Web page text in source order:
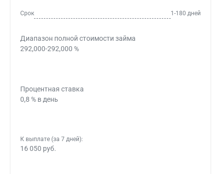
Срок 1-180 дней
Диапазон полной стоимости займа
292,000-292,000 %
Процентная ставка
0,8 % в день
К выплате (за 7 дней):
16 050 руб.